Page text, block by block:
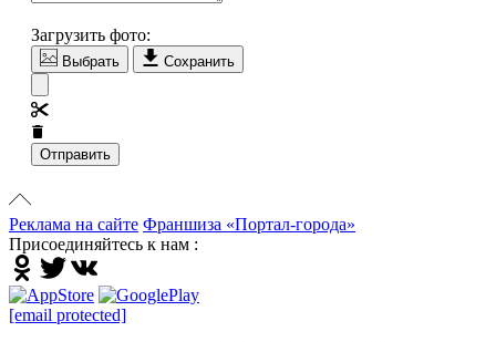
Загрузить фото:
Выбрать Сохранить
Отправить
Реклама на сайте Франшиза «Портал-города»
Присоединяйтесь к нам :
[email protected]